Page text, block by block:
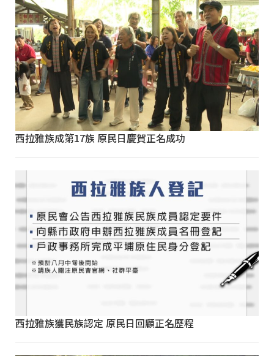
西拉雅族成第17族 原民日慶賀正名成功
西拉雅族獲民族認定 原民日回顧正名歷程